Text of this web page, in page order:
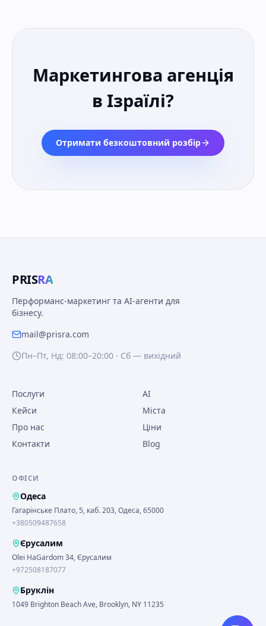
Маркетингова агенція
в Ізраїлі?
Отримати безкоштовний розбір
PRISRA
Перформанс-маркетинг та AI-агенти для
бізнесу.
mail@prisra.com
Пн–Пт, Нд: 08:00–20:00 · Сб — вихідний
Послуги
AI
Кейси
Міста
Про нас
Ціни
Контакти
Blog
ОФІСИ
Одеса
Гагарінське Плато, 5, каб. 203, Одеса, 65000
+380509487658
Єрусалим
Olei HaGardom 34, Єрусалим
+972508187077
Бруклін
1049 Brighton Beach Ave, Brooklyn, NY 11235